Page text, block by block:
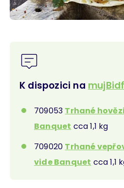
K dispozici na
709053 Trhané
Banquet cca 1,1 kg
709020 Trhané
vide Banquet cca 1,1